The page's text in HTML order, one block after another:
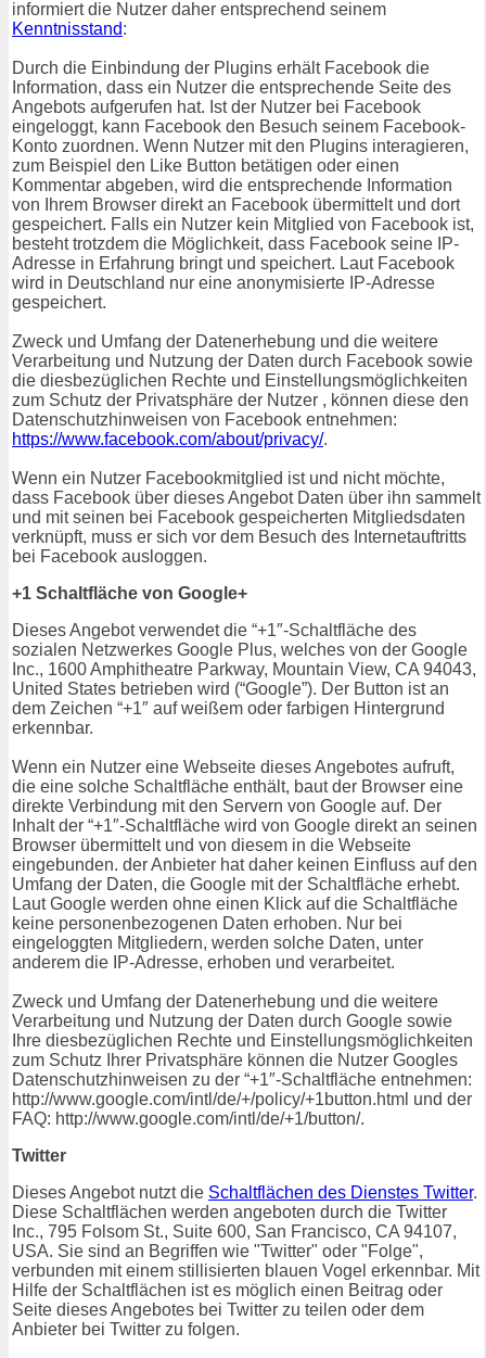
informiert die Nutzer daher entsprechend seinem
Kenntnisstand:
Durch die Einbindung der Plugins erhält Facebook die
Information, dass ein Nutzer die entsprechende Seite des
Angebots aufgerufen hat. Ist der Nutzer bei Facebook
eingeloggt, kann Facebook den Besuch seinem Facebook-
Konto zuordnen. Wenn Nutzer mit den Plugins interagieren,
zum Beispiel den Like Button betätigen oder einen
Kommentar abgeben, wird die entsprechende Information
von Ihrem Browser direkt an Facebook übermittelt und dort
gespeichert. Falls ein Nutzer kein Mitglied von Facebook ist,
besteht trotzdem die Möglichkeit, dass Facebook seine IP-
Adresse in Erfahrung bringt und speichert. Laut Facebook
wird in Deutschland nur eine anonymisierte IP-Adresse
gespeichert.
Zweck und Umfang der Datenerhebung und die weitere
Verarbeitung und Nutzung der Daten durch Facebook sowie
die diesbezüglichen Rechte und Einstellungsmöglichkeiten
zum Schutz der Privatsphäre der Nutzer , können diese den
Datenschutzhinweisen von Facebook entnehmen:
https://www.facebook.com/about/privacy/.
Wenn ein Nutzer Facebookmitglied ist und nicht möchte,
dass Facebook über dieses Angebot Daten über ihn sammelt
und mit seinen bei Facebook gespeicherten Mitgliedsdaten
verknüpft, muss er sich vor dem Besuch des Internetauftritts
bei Facebook ausloggen.
+1 Schaltfläche von Google+
Dieses Angebot verwendet die “+1″-Schaltfläche des
sozialen Netzwerkes Google Plus, welches von der Google
Inc., 1600 Amphitheatre Parkway, Mountain View, CA 94043,
United States betrieben wird (“Google”). Der Button ist an
dem Zeichen “+1″ auf weißem oder farbigen Hintergrund
erkennbar.
Wenn ein Nutzer eine Webseite dieses Angebotes aufruft,
die eine solche Schaltfläche enthält, baut der Browser eine
direkte Verbindung mit den Servern von Google auf. Der
Inhalt der “+1″-Schaltfläche wird von Google direkt an seinen
Browser übermittelt und von diesem in die Webseite
eingebunden. der Anbieter hat daher keinen Einfluss auf den
Umfang der Daten, die Google mit der Schaltfläche erhebt.
Laut Google werden ohne einen Klick auf die Schaltfläche
keine personenbezogenen Daten erhoben. Nur bei
eingeloggten Mitgliedern, werden solche Daten, unter
anderem die IP-Adresse, erhoben und verarbeitet.
Zweck und Umfang der Datenerhebung und die weitere
Verarbeitung und Nutzung der Daten durch Google sowie
Ihre diesbezüglichen Rechte und Einstellungsmöglichkeiten
zum Schutz Ihrer Privatsphäre können die Nutzer Googles
Datenschutzhinweisen zu der “+1″-Schaltfläche entnehmen:
http://www.google.com/intl/de/+/policy/+1button.html und der
FAQ: http://www.google.com/intl/de/+1/button/.
Twitter
Dieses Angebot nutzt die Schaltflächen des Dienstes Twitter.
Diese Schaltflächen werden angeboten durch die Twitter
Inc., 795 Folsom St., Suite 600, San Francisco, CA 94107,
USA. Sie sind an Begriffen wie "Twitter" oder "Folge",
verbunden mit einem stillisierten blauen Vogel erkennbar. Mit
Hilfe der Schaltflächen ist es möglich einen Beitrag oder
Seite dieses Angebotes bei Twitter zu teilen oder dem
Anbieter bei Twitter zu folgen.